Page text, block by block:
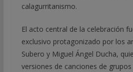
calagurritanismo.
El acto central de la celebración
exclusivo protagonizado por los
Subero y Miguel Ángel Ducha,
versiones de canciones de